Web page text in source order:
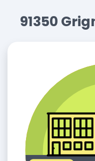
91350